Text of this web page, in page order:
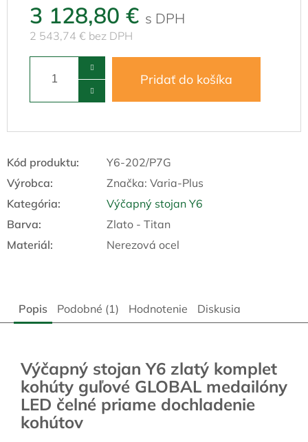
3 128,80 €
2 543,74 € bez DPH
Pridať do košíka
Kód produktu:
Y6-202/P7G
Výrobca:
Značka: Varia-Plus
Kategória:
Výčapný stojan Y6
Barva:
Zlato - Titan
Materiál: Nerezová ocel
Popis Podobné (1) Hodnotenie Diskusia
Výčapný stojan Y6 zlatý komplet
kohúty guľové GLOBAL medailóny
LED čelné priame dochladenie
kohútov